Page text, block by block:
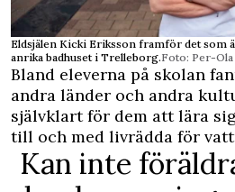
Eldsjälen Kicki Eriksson framför det som
anrika badhuset i Trelleborg.Foto: Per-
Bland eleverna på skolan
andra länder och andra
självklart för dem att lära
till och med livrädda för
Kan inte